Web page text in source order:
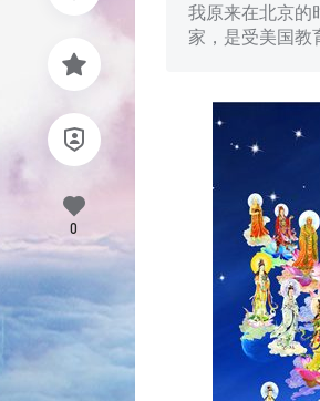
我原来在北京的
家，是受美国教
0